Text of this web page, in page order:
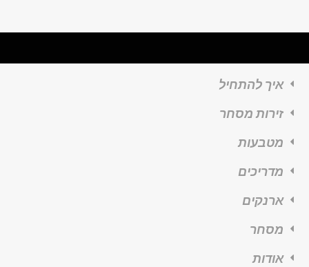
איך להתחיל
זירות מסחר
מטבעות
מדריכים
ארנקים
מסחר
אודות